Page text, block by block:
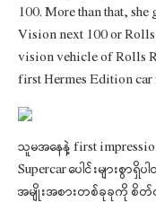
100. More than that,
Vision next 100 or
vision vehicle of Rolls
first Hermes Edition car
သူမအနေနဲ့ first
Supercar ပေါင်းများစွ
အမျိုးအစားတစ်ခုခုကို စိ